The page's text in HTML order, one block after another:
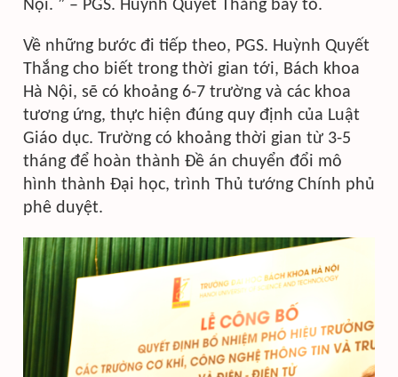
Nội. ” – PGS. Huỳnh Quyết Thắng bày tỏ.
Về những bước đi tiếp theo, PGS. Huỳnh Quyết
Thắng cho biết trong thời gian tới, Bách khoa
Hà Nội, sẽ có khoảng 6-7 trường và các khoa
tương ứng, thực hiện đúng quy định của Luật
Giáo dục. Trường có khoảng thời gian từ 3-5
tháng để hoàn thành Đề án chuyển đổi mô
hình thành Đại học, trình Thủ tướng Chính phủ
phê duyệt.